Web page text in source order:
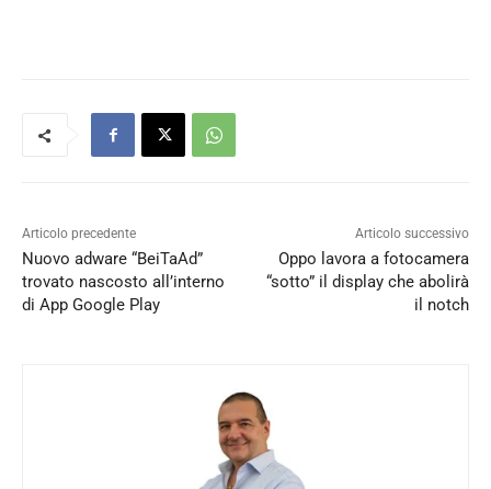
Articolo precedente
Nuovo adware “BeiTaAd”
trovato nascosto all’interno
di App Google Play
Articolo successivo
Oppo lavora a fotocamera
“sotto” il display che abolirà
il notch